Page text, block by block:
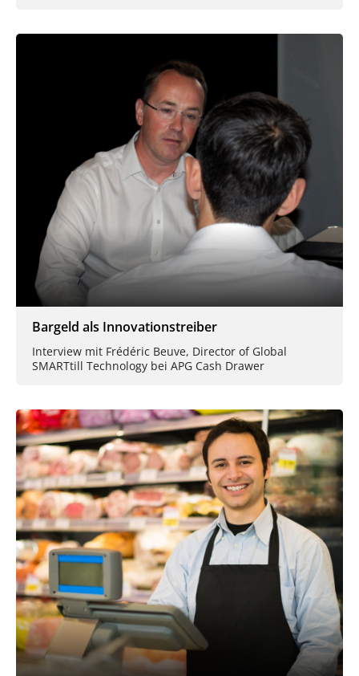
Bargeld als Innovationstreiber
Interview mit Frédéric Beuve, Director of Global
SMARTtill Technology bei APG Cash Drawer